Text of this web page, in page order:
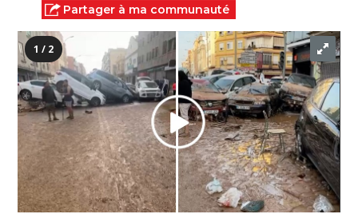
Partager à ma communauté
1 / 2